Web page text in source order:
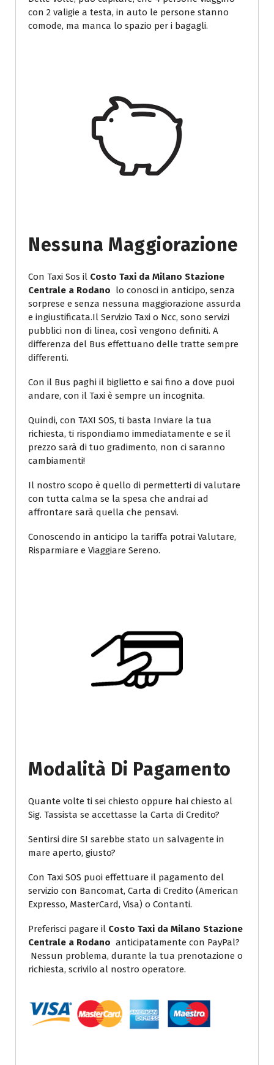
con 2 valigie a testa, in auto le persone stanno
comode, ma manca lo spazio per i bagagli.
Nessuna Maggiorazione
Con Taxi Sos il Costo Taxi da Milano Stazione
Centrale a Rodano lo conosci in anticipo, senza
sorprese e senza nessuna maggiorazione assurda
e ingiustificata.Il Servizio Taxi o Ncc, sono servizi
pubblici non di linea, così vengono definiti. A
differenza del Bus effettuano delle tratte sempre
differenti.
Con il Bus paghi il biglietto e sai fino a dove puoi
andare, con il Taxi è sempre un incognita.
Quindi, con TAXI SOS, ti basta Inviare la tua
richiesta, ti rispondiamo immediatamente e se il
prezzo sarà di tuo gradimento, non ci saranno
cambiamenti!
Il nostro scopo è quello di permetterti di valutare
con tutta calma se la spesa che andrai ad
affrontare sarà quella che pensavi.
Conoscendo in anticipo la tariffa potrai Valutare,
Risparmiare e Viaggiare Sereno.
Modalità Di Pagamento
Quante volte ti sei chiesto oppure hai chiesto al
Sig. Tassista se accettasse la Carta di Credito?
Sentirsi dire SI sarebbe stato un salvagente in
mare aperto, giusto?
Con Taxi SOS puoi effettuare il pagamento del
servizio con Bancomat, Carta di Credito (American
Expresso, MasterCard, Visa) o Contanti.
Preferisci pagare il Costo Taxi da Milano Stazione
Centrale a Rodano anticipatamente con PayPal?
Nessun problema, durante la tua prenotazione o
richiesta, scrivilo al nostro operatore.